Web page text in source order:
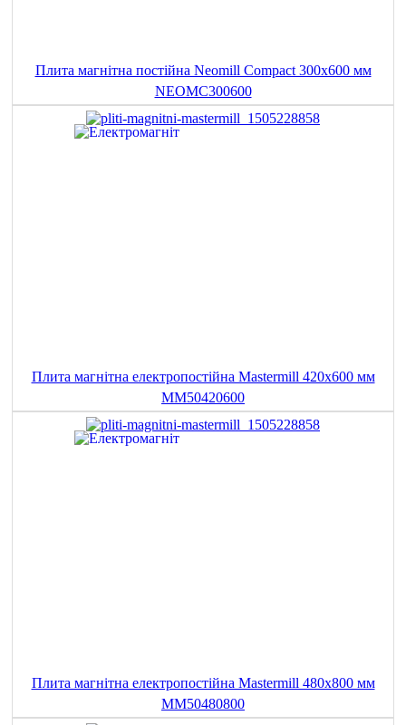
Плита магнітна постійна Neomill Compact 300x600 мм
NEOMC300600
Плита магнітна електропостійна Mastermill 420x600 мм
MM50420600
Плита магнітна електропостійна Mastermill 480x800 мм
MM50480800